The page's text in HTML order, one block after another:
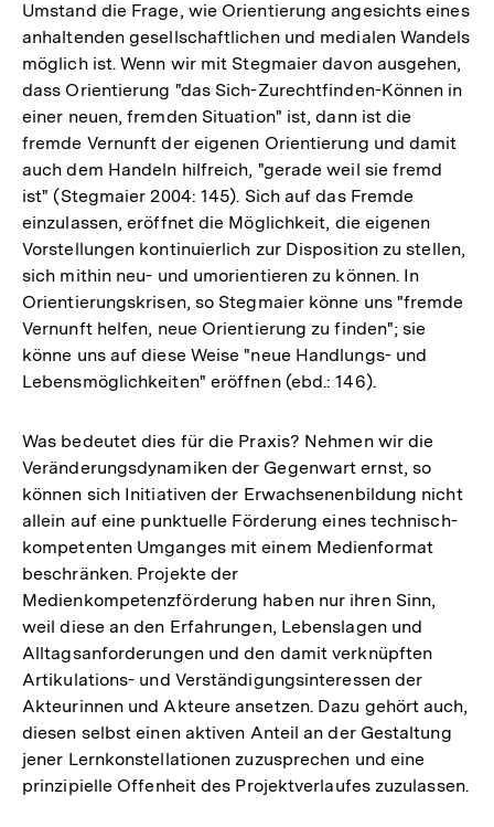
Umstand die Frage, wie Orientierung angesichts eines
anhaltenden gesellschaftlichen und medialen Wandels
möglich ist. Wenn wir mit Stegmaier davon ausgehen,
dass Orientierung "das Sich-Zurechtfinden-Können in
einer neuen, fremden Situation" ist, dann ist die
fremde Vernunft der eigenen Orientierung und damit
auch dem Handeln hilfreich, "gerade weil sie fremd
ist" (Stegmaier 2004: 145). Sich auf das Fremde
einzulassen, eröffnet die Möglichkeit, die eigenen
Vorstellungen kontinuierlich zur Disposition zu stellen,
sich mithin neu- und umorientieren zu können. In
Orientierungskrisen, so Stegmaier könne uns "fremde
Vernunft helfen, neue Orientierung zu finden"; sie
könne uns auf diese Weise "neue Handlungs- und
Lebensmöglichkeiten" eröffnen (ebd.: 146).
Was bedeutet dies für die Praxis? Nehmen wir die
Veränderungsdynamiken der Gegenwart ernst, so
können sich Initiativen der Erwachsenenbildung nicht
allein auf eine punktuelle Förderung eines technisch-
kompetenten Umganges mit einem Medienformat
beschränken. Projekte der
Medienkompetenzförderung haben nur ihren Sinn,
weil diese an den Erfahrungen, Lebenslagen und
Alltagsanforderungen und den damit verknüpften
Artikulations- und Verständigungsinteressen der
Akteurinnen und Akteure ansetzen. Dazu gehört auch,
diesen selbst einen aktiven Anteil an der Gestaltung
jener Lernkonstellationen zuzusprechen und eine
prinzipielle Offenheit des Projektverlaufes zuzulassen.